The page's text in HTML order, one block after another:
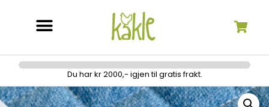
Du har kr 2000,- igjen til gratis frakt.